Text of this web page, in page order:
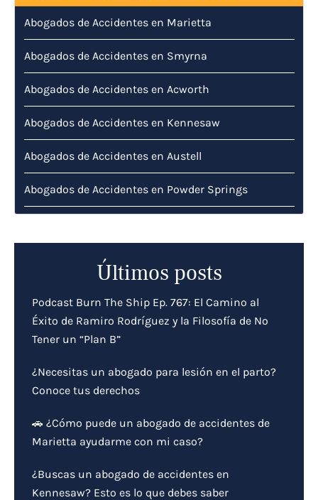
Abogados de Accidentes en Marietta
Abogados de Accidentes en Smyrna
Abogados de Accidentes en Acworth
Abogados de Accidentes en Kennesaw
Abogados de Accidentes en Austell
Abogados de Accidentes en Powder Springs
Últimos posts
Podcast Burn The Ship Ep. 767: El Camino al
Éxito de Ramiro Rodríguez y la Filosofía de No
Tener un “Plan B”
¿Necesitas un abogado para lesión en el parto?
Conoce tus derechos
🚗 ¿Cómo puede un abogado de accidentes de
Marietta ayudarme con mi caso?
¿Buscas un abogado de accidentes en
Kennesaw? Esto es lo que debes saber